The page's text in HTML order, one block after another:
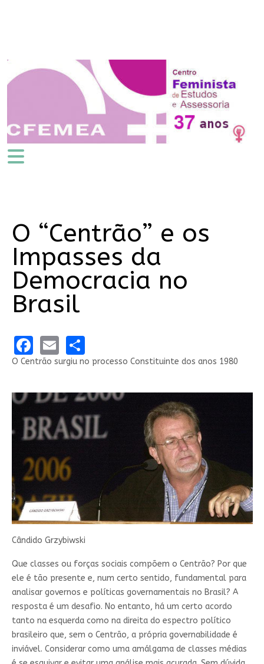
O “Centrão” e os
Impasses da
Democracia no
Brasil
Facebook
EmailShare
O Centrão surgiu no processo Constituinte dos anos 1980
Cândido Grzybiwski
Que classes ou forças sociais compõem o Centrão? Por que
ele é tão presente e, num certo sentido, fundamental para
analisar governos e políticas governamentais no Brasil? A
resposta é um desafio. No entanto, há um certo acordo
tanto na esquerda como na direita do espectro político
brasileiro que, sem o Centrão, a própria governabilidade é
inviável. Considerar como uma amálgama de classes médias